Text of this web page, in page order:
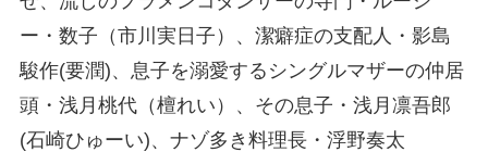
ー・数子（市川実日子）、潔癖症の支配人・影島
駿作(要潤)、息子を溺愛するシングルマザーの仲居
頭・浅月桃代（檀れい）、その息子・浅月凛吾郎
(石崎ひゅーい)、ナゾ多き料理長・浮野奏太